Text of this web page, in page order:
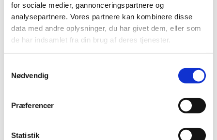
for sociale medier, gannonceringspartnere og
analysepartnere. Vores partnere kan kombinere disse
data med andre oplysninger, du har givet dem, eller som
de har indsamlet fra din brug af deres tjenester.
Nødvendig
Præferencer
Statistik
Fakta
VEU-Godtgørelse og befordringstilskud
Praktiske informationer
Målgruppe